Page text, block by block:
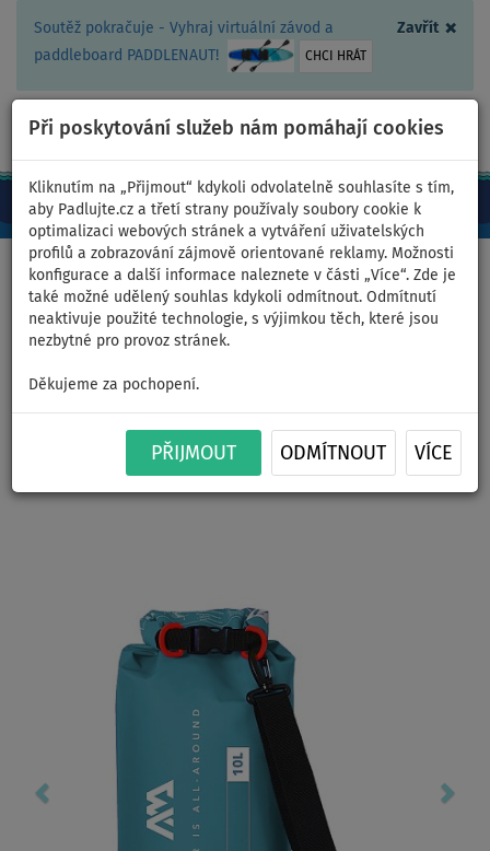
Zavřít ×
Soutěž pokračuje - Vyhraj virtuální závod a
paddleboard PADDLENAUT!
CHCI HRÁT
Při poskytování služeb nám pomáhají cookies
Kliknutím na „Přijmout“ kdykoli odvolatelně souhlasíte s tím,
aby Padlujte.cz a třetí strany používaly soubory cookie k
optimalizaci webových stránek a vytváření uživatelských
profilů a zobrazování zájmově orientované reklamy. Možnosti
konfigurace a další informace naleznete v části „Více“. Zde je
také možné udělený souhlas kdykoli odmítnout. Odmítnutí
neaktivuje použité technologie, s výjimkou těch, které jsou
nezbytné pro provoz stránek.
Děkujeme za pochopení.
PŘIJMOUT ODMÍTNOUT VÍCE
CZ/Kč +420 467 409 090 0ks
Domů >Příslušenství >Nepromokavé vaky >10 litrů
Vodotěsný vak AQUA MARINA
Dry bag 10l pro paddleboard
- barva: aqua